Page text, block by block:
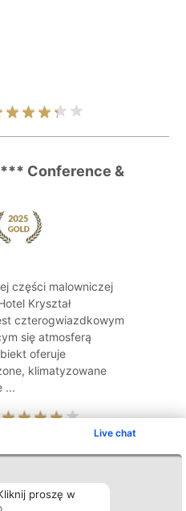
Live chat
proszę w
Conference &
części malowniczej
Kryształ
czterogwiazdkowym
się atmosferą
oferuje
klimatyzowane
...